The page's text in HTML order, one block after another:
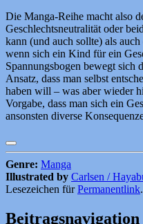
Die Manga-Reihe macht also
Geschlechtsneutralität oder
kann (und auch sollte) als
wenn sich ein Kind für ein
Spannungsbogen bewegt sich
Ansatz, dass man selbst
haben will – was aber wieder
Vorgabe, dass man sich ein
ansonsten diverse
Genre: Manga
Illustrated by Carlsen /
Lesezeichen fürPermanentlink.
Beitragsnavigation